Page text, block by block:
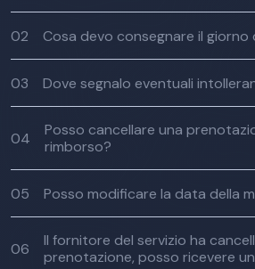
02 Cosa devo consegnare il giorno
03 Dove segnalo eventuali
04
Posso cancellare una
rimborso?
05 Posso modificare la data della
06
Il fornitore del servizio ha
prenotazione, posso ricevere